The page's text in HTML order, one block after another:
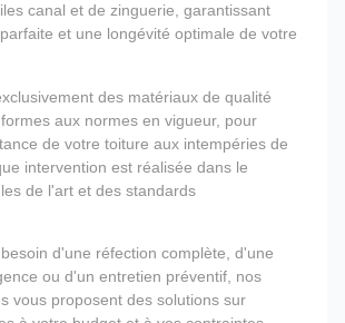
canal et de zinguerie, garantissant
et une longévité optimale de votre
des matériaux de qualité
aux normes en vigueur, pour
de votre toiture aux intempéries de
intervention est réalisée dans le
de l'art et des standards
d'une réfection complète, d'une
ou d'un entretien préventif, nos
vous proposent des solutions sur